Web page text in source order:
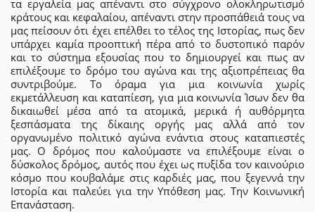
τα εργαλεία μας απέναντι στο σύγχρονο ολοκληρωτισμό
κράτους και κεφαλαίου, απέναντι στην προσπάθειά τους να
μας πείσουν ότι έχει επέλθει το τέλος της Ιστορίας, πως δεν
υπάρχει καμία προοπτική πέρα από το δυστοπικό παρόν
και το σύστημα εξουσίας που το δημιουργεί και πως αν
επιλέξουμε το δρόμο του αγώνα και της αξιοπρέπειας θα
συντριβούμε. Το όραμα για μια κοινωνία χωρίς
εκμετάλλευση και καταπίεση, για μια κοινωνία Ίσων δεν θα
δικαιωθεί μέσα από τα ατομικά, μερικά ή αυθόρμητα
ξεσπάσματα της δίκαιης οργής μας αλλά από τον
οργανωμένο πολιτικό αγώνα ενάντια στους καταπιεστές
μας. Ο δρόμος που καλούμαστε να επιλέξουμε είναι ο
δύσκολος δρόμος, αυτός που έχει ως πυξίδα τον καινούριο
κόσμο που κουβαλάμε στις καρδιές μας, που ξεγεννά την
Ιστορία και παλεύει για την Υπόθεση μας. Την Κοινωνική
Επανάσταση.